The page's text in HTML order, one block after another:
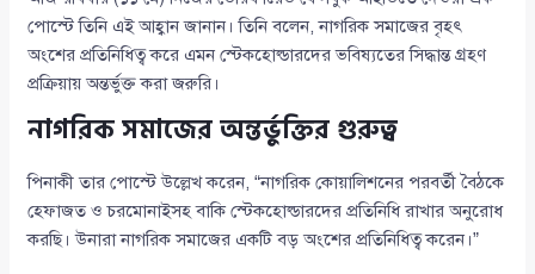
পোস্টে তিনি এই আহ্বান জানান। তিনি বলেন, নাগরিক সমাজের বৃহৎ
অংশের প্রতিনিধিত্ব করে এমন স্টেকহোল্ডারদের ভবিষ্যতের সিদ্ধান্ত গ্রহণ
প্রক্রিয়ায় অন্তর্ভুক্ত করা জরুরি।
নাগরিক সমাজের অন্তর্ভুক্তির গুরুত্ব
পিনাকী তার পোস্টে উল্লেখ করেন, “নাগরিক কোয়ালিশনের পরবর্তী বৈঠকে
হেফাজত ও চরমোনাইসহ বাকি স্টেকহোল্ডারদের প্রতিনিধি রাখার অনুরোধ
করছি। উনারা নাগরিক সমাজের একটি বড় অংশের প্রতিনিধিত্ব করেন।”